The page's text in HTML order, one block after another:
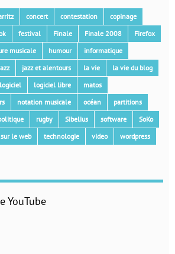
concert contestation
copinage
festival Finale Finale 2008
Firefox
musicale humour
informatique
jazz et alentours la vie
la vie du blog
logiciel logiciel libre
matos
notation musicale océan
partitions
rugby Sibelius software
SoKo
sur le web technologie video wordpress
YouTube